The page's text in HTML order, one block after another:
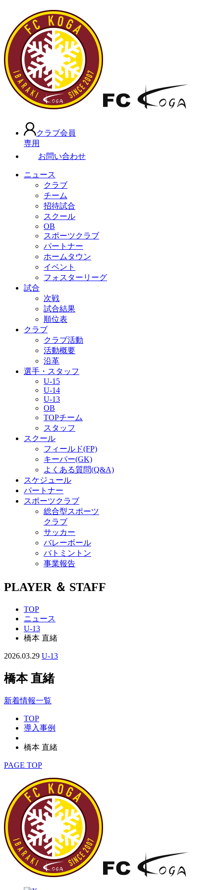
クラブ会員
専用
お問い合わせ
ニュース
クラブ
チーム
招待試合
スクール
OB
スポーツクラブ
パートナー
ホームタウン
イベント
フォスターリーグ
試合
次戦
試合結果
順位表
クラブ
クラブ活動
活動概要
沿革
選手・スタッフ
U-15
U-14
U-13
OB
TOPチーム
スタッフ
スクール
フィールド(FP)
キーパー(GK)
よくある質問(Q&A)
スケジュール
パートナー
スポーツクラブ
総合型スポーツ
クラブ
サッカー
バレーボール
バトミントン
事業報告
PLAYER ＆ STAFF
TOP
ニュース
U-13
橋本 直緒
2026.03.29 U-13
橋本 直緒
新着情報一覧
TOP
導入事例
橋本 直緒
PAGE TOP